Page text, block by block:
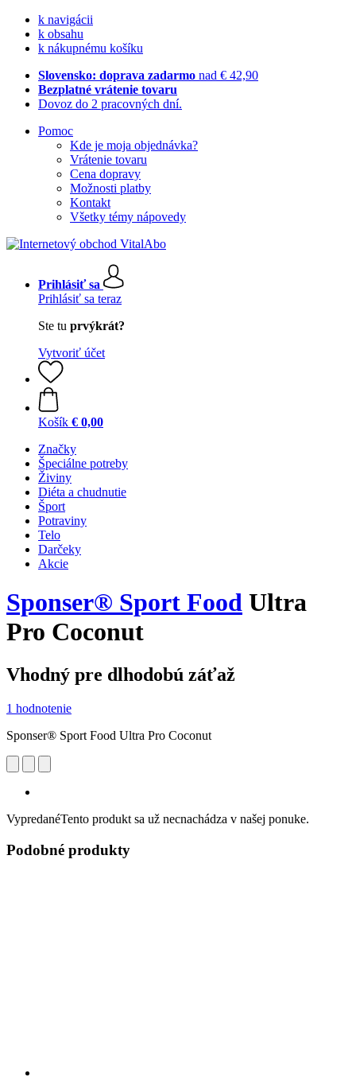
k navigácii
k obsahu
k nákupnému košíku
Slovensko: doprava zadarmo nad € 42,90
Bezplatné vrátenie tovaru
Dovoz do 2 pracovných dní.
Pomoc
Kde je moja objednávka?
Vrátenie tovaru
Cena dopravy
Možnosti platby
Kontakt
Všetky témy nápovedy
Prihlásiť sa
Prihlásiť sa teraz
Ste tu prvýkrát?
Vytvoriť účet
Košík € 0,00
Značky
Špeciálne potreby
Živiny
Diéta a chudnutie
Šport
Potraviny
Telo
Darčeky
Akcie
Sponser® Sport Food Ultra
Pro Coconut
Vhodný pre dlhodobú záťaž
1 hodnotenie
Sponser® Sport Food Ultra Pro Coconut
VypredanéTento produkt sa už necnachádza v našej ponuke.
Podobné produkty